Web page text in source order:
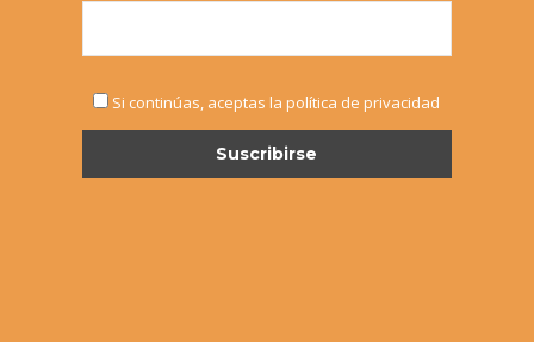
Si continúas, aceptas la política de privacidad